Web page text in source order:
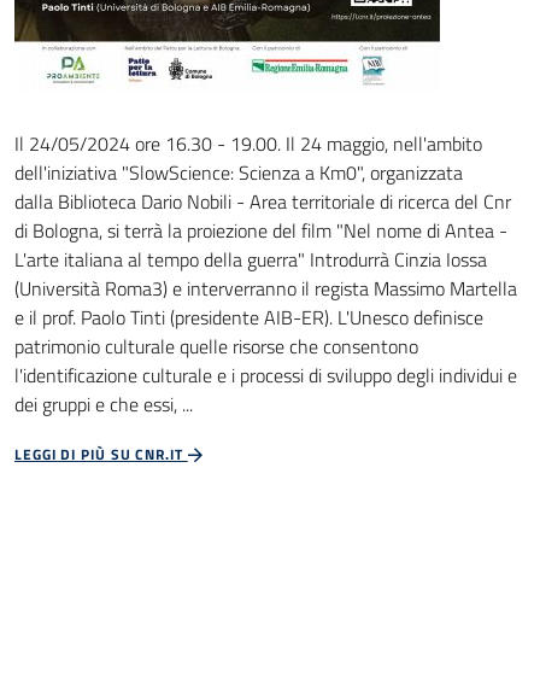
Il 24/05/2024 ore 16.30 - 19.00. Il 24 maggio, nell'ambito
dell'iniziativa "SlowScience: Scienza a Km0", organizzata
dalla Biblioteca Dario Nobili - Area territoriale di ricerca del Cnr
di Bologna, si terrà la proiezione del film "Nel nome di Antea -
L'arte italiana al tempo della guerra" Introdurrà Cinzia Iossa
(Università Roma3) e interverranno il regista Massimo Martella
e il prof. Paolo Tinti (presidente AIB-ER). L'Unesco definisce
patrimonio culturale quelle risorse che consentono
l'identificazione culturale e i processi di sviluppo degli individui e
dei gruppi e che essi, ...
LEGGI DI PIÙ SU CNR.IT